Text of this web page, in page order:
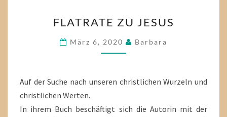
ZU
JESUS
FLATRATE ZU JESUS
März 6, 2020 Barbara
Auf der Suche nach unseren christlichen Wurzeln und
christlichen Werten.
In ihrem Buch beschäftigt sich die Autorin mit der